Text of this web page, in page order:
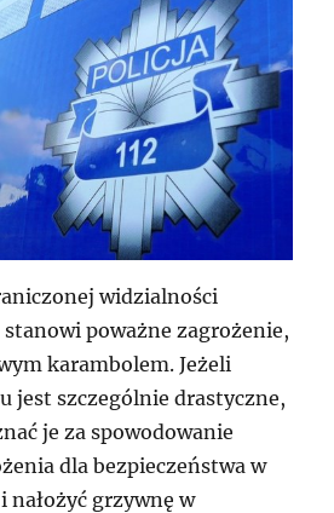
widzialności
poważne zagrożenie,
karambolem. Jeżeli
jest szczególnie drastyczne,
je za spowodowanie
dla bezpieczeństwa w
nałożyć grzywnę w